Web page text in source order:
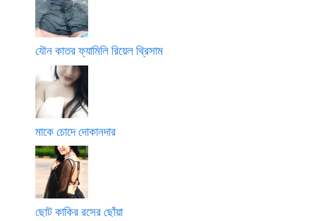
যৌন কাতর ফ্যামিলি রিয়েল থ্রিসাম
মাকে চোদে দোকানদার
ছোট কাকির রসের ছোঁয়া